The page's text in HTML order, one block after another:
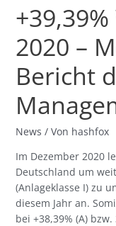
2020 –
Bericht
News / Von hashfox
Im Dezember 2020
Deutschland um
(Anlageklasse I) zu
diesem Jahr an.
bei +38,39% (A)